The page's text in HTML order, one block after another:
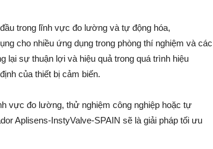
trong lĩnh vực đo lường và tự động hóa,
cho nhiều ứng dụng trong phòng thí nghiệm và các
lại sự thuận lợi và hiệu quả trong quá trình hiệu
của thiết bị cảm biến.
vực đo lường, thử nghiệm công nghiệp hoặc tự
Aplisens-InstyValve-SPAIN sẽ là giải pháp tối ưu